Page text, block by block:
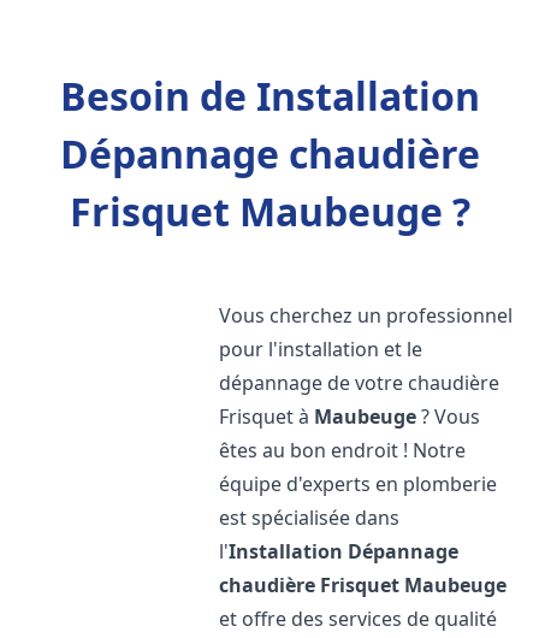
Besoin de Installation
Dépannage chaudière
Frisquet Maubeuge ?
Vous cherchez un professionnel
pour l'installation et le
dépannage de votre chaudière
Frisquet à Maubeuge? Vous
êtes au bon endroit ! Notre
équipe d'experts en plomberie
est spécialisée dans
l'Installation Dépannage
chaudière Frisquet Maubeuge
et offre des services de qualité